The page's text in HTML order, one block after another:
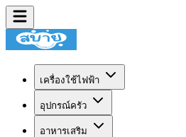
เครื่องใช้ไฟฟ้า
อุปกรณ์ครัว
อาหารเสริม